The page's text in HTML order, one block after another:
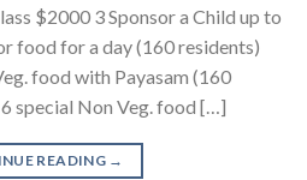
$2000 3 Sponsor a Child up to
food for a day (160 residents)
food with Payasam (160
special Non Veg. food […]
READING →